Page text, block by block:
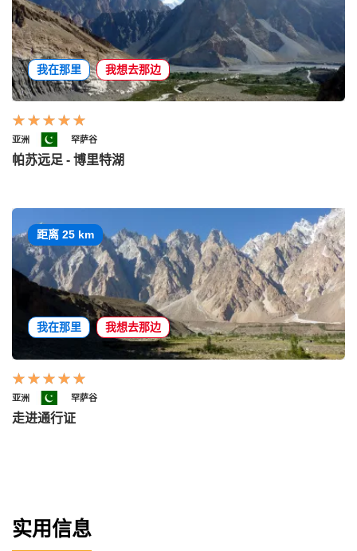
我在那里 我想去那边
亚洲 罕萨谷
帕苏远足 - 博里特湖
距离 25 km
我在那里 我想去那边
亚洲 罕萨谷
走进通行证
实用信息